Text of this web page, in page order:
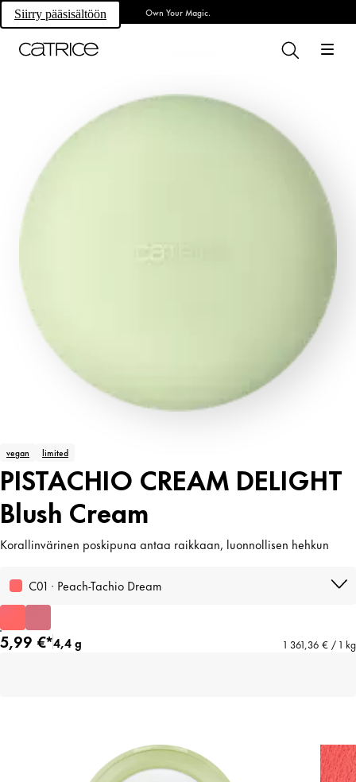
Siirry pääsisältöön Own Your Magic.
vegan limited
PISTACHIO CREAM DELIGHT
Blush Cream
Korallinvärinen poskipuna antaa raikkaan, luonnollisen hehkun
C01 · Peach-Tachio Dream
5,99 €*4,4 g 1 361,36 € / 1 kg